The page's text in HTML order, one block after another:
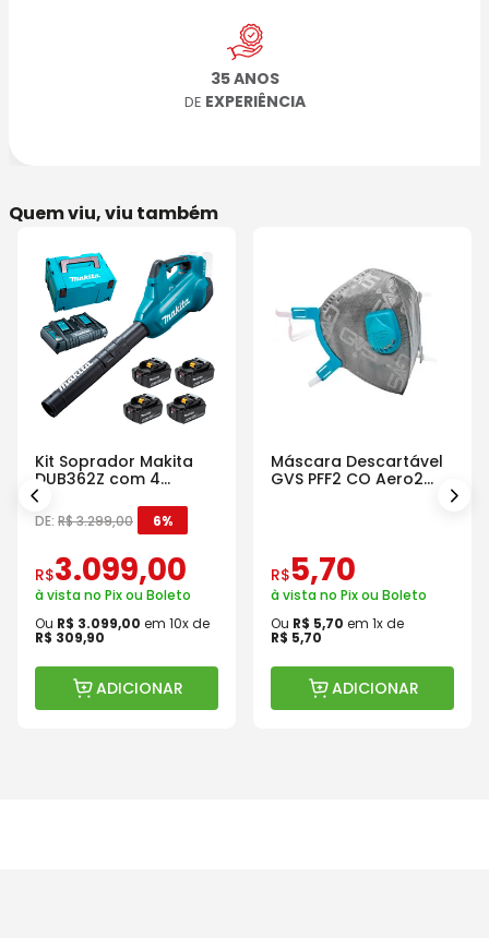
35 ANOS
DE EXPERIÊNCIA
Quem viu, viu também
Kit Soprador Makita
DUB362Z com 4
Baterias Carregador e
Maleta
DE: R$3.299,00 6%
R$3.099,00
à vista no Pix ou Boleto
Ou R$ 3.099,00 em 10x de
R$ 309,90
ADICIONAR
Máscara Descartável
GVS PFF2 CO Aero2
R$5,70
à vista no Pix ou Boleto
Ou R$ 5,70 em 1x de
R$ 5,70
ADICIONAR